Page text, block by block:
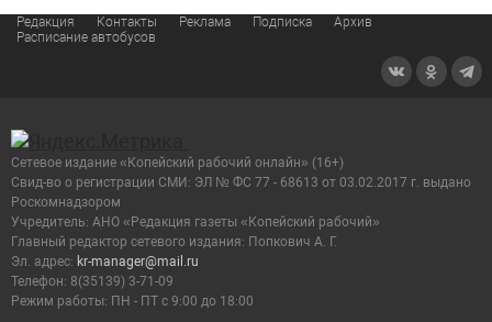
Редакция Контакты Реклама Подписка
Архив
Расписание автобусов
Сетевое издание «Копейский рабочий онлайн» (16+)
Cвид-во о регистрации СМИ: ЭЛ № ФС 77 - 68613 от 03.02.2017 г. выдано
Роскомнадзором
Учредитель: АНО «Редакция газеты «Копейский рабочий»
Главный редактор сетевого издания: Попкович А. Г.
Эл. адрес: kr-manager@mail.ru
Телефон: 8(35139) 3-71-09
Режим работы: ПН - ПТ с 9:00 до 18:00